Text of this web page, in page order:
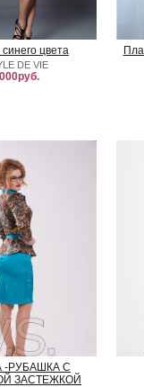
цвета
DE VIE
-РУБАШКА С
ЗАСТЕЖКОЙ